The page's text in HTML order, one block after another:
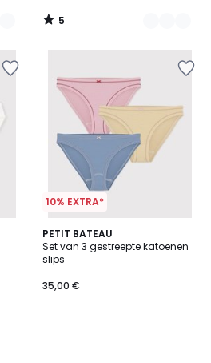
5
/
10% EXTRA*
PETIT BATEAU
Set van 3 gestreepte katoenen
slips
35,00 €